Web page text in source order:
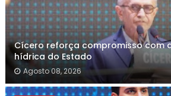
Cícero reforça compromisso com
hídrica do Estado
Agosto 08, 2026